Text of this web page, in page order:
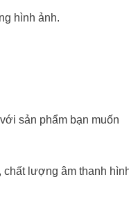
hình ảnh.
sản phẩm bạn muốn
chất lượng âm thanh